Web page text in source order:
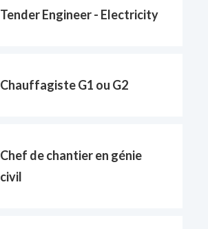
Tender Engineer - Electricity
Chauffagiste G1 ou G2
Chef de chantier en génie
civil